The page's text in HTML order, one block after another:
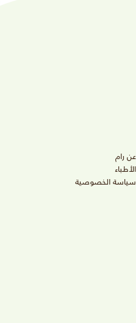
عن رام
الأطباء
سياسة الخصوصية